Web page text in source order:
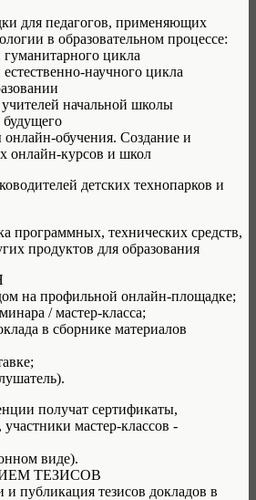
для педагогов, применяющих
в образовательном процессе:
цикла
научного цикла
начальной школы
будущего
обучения. Создание и
онлайн-курсов и школ
детских технопарков и
программных, технических средств,
продуктов для образования
на профильной онлайн-площадке;
/ мастер-класса;
в сборнике материалов
получат сертификаты,
мастер-классов -
виде).
ТЕЗИСОВ
публикация тезисов докладов в